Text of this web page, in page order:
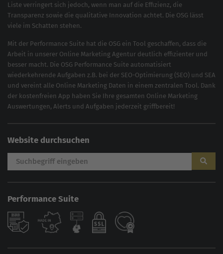
Liste verringert sich jedoch, wenn man auf die Effizienz, die
Transparenz sowie die qualitative Innovation achtet. Die OSG lässt
viele im Schatten stehen.
Mit der Performance Suite hat die OSG ein Tool geschaffen, dass die
Arbeit in unserer Online Marketing Agentur deutlich effizienter und
besser macht. Die OSG Performance Suite automatisiert
wiederkehrende Aufgaben z.B. bei der SEO-Optimierung (SEO) und SEA
und vereint alle Online Marketing Daten in einem zentralen Tool. Dank
der kostenfreien App haben Sie Ihre gesamten Online Marketing
Auswertungen, Alerts und Aufgaben jederzeit griffbereit!
Website durchsuchen
Performance Suite